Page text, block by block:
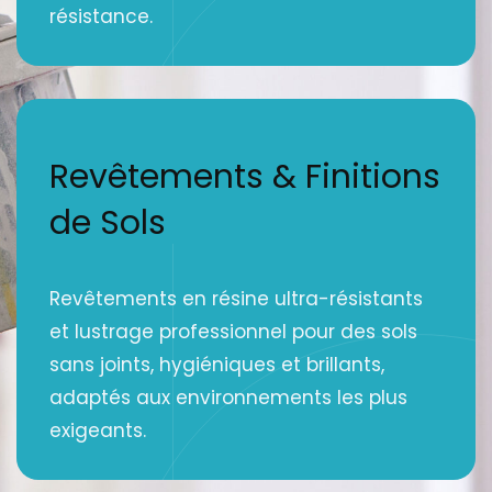
résistance.
Revêtements & Finitions
de Sols
Revêtements en résine ultra-résistants
et lustrage professionnel pour des sols
sans joints, hygiéniques et brillants,
adaptés aux environnements les plus
exigeants.